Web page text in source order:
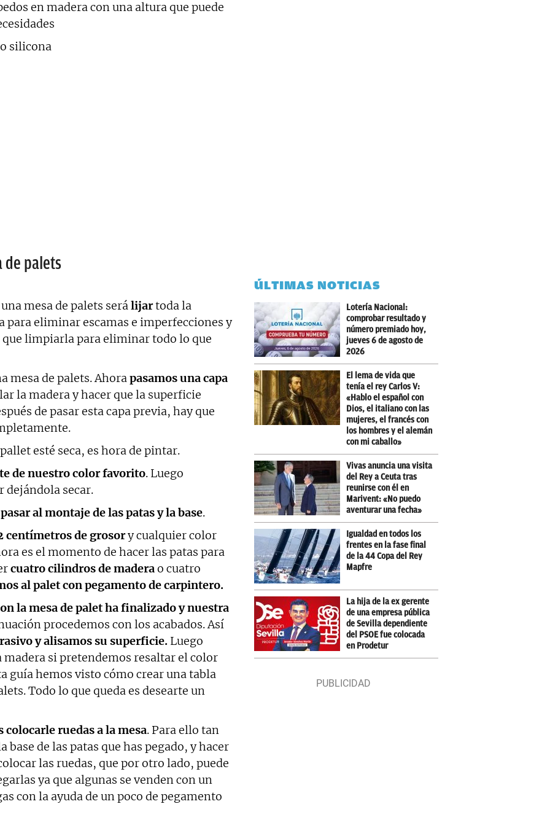
en madera con una altura que puede
silicona
de palets
mesa de palets serálijartoda la
para eliminar escamas e imperfecciones y
limpiarla para eliminar todo lo que
mesa de palets. Ahorapasamos una capa
la madera y hacer que la superficie
de pasar esta capa previa, hay que
esté seca, es hora de pintar.
de nuestro color favorito. Luego
dejándola secar.
pasar al montaje de las patas y la base.
centímetros de grosory cualquier color
es el momento de hacer las patas para
cuatro cilindros de maderao cuatro
al palet con pegamento de carpintero.
la mesa de palet ha finalizado y nuestra
procedemos con los acabados. Así
y alisamos su superficie. Luego
madera si pretendemos resaltar el color
guía hemos visto cómo crear una tabla
Todo lo que queda es desearte un
colocarle ruedas a la mesa. Para ello tan
base de las patas que has pegado, y hacer
las ruedas, que por otro lado, puede
ya que algunas se venden con un
con la ayuda de un poco de pegamento
ÚLTIMAS NOTICIAS
Lotería Nacional:
comprobar resultado y
número premiado hoy,
jueves 6 de agosto de
2026
El lema de vida que
tenía el rey Carlos V:
«Hablo el español con
Dios, el italiano con las
mujeres, el francés con
los hombres y el alemán
con mi caballo»
Vivas anuncia una visita
del Rey a Ceuta tras
reunirse con él en
Marivent: «No puedo
aventurar una fecha»
Igualdad en todos los
frentes en la fase final
de la 44 Copa del Rey
Mapfre
La hija de la ex gerente
de una empresa pública
de Sevilla dependiente
del PSOE fue colocada
en Prodetur